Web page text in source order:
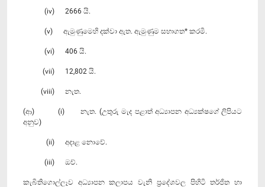
(iv) 2666 යි.
(v) ඇමුණුමෙහි දක්වා ඇත. ඇමුණුම සභාගත* කරමි.
(vi) 406 යි.
(vii) 12,802 යි.
(viii) නැත.
(ආ) (i) නැත. (උතුරු මැද පළාත් අධ්‍යාපන අධ්‍යක්ෂගේ ලිපියට
අනුව)
(ii) අදාළ නොවේ.
(iii) ඔව්.
කැබිතිගොල්ලෑව අධ්‍යාපන කලාපය වැනි ප්‍රදේශවල පිහිටි තර්ජිත හා